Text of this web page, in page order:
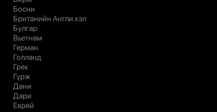
Босни
Британийн Англи хэл
Булгар
Вьетнам
Герман
Голланд
Грек
Гүрж
Дани
Дари
Еврей